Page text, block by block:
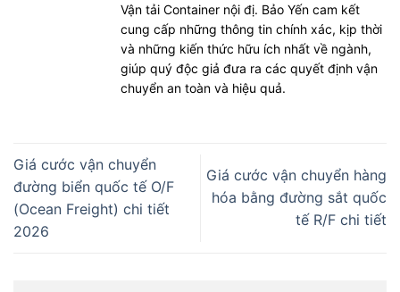
Vận tải Container nội đị. Bảo Yến cam kết
cung cấp những thông tin chính xác, kịp thời
và những kiến thức hữu ích nhất về ngành,
giúp quý độc giả đưa ra các quyết định vận
chuyển an toàn và hiệu quả.
Giá cước vận chuyển
đường biển quốc tế O/F
(Ocean Freight) chi tiết
2026
Giá cước vận chuyển hàng
hóa bằng đường sắt quốc
tế R/F chi tiết